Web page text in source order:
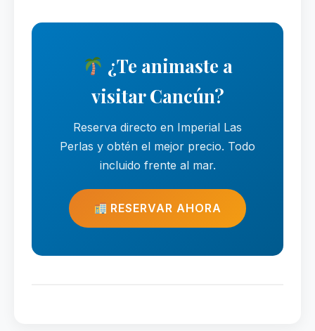
¿Te animaste a
visitar Cancún?
Reserva directo en Imperial Las
Perlas y obtén el mejor precio. Todo
incluido frente al mar.
RESERVAR AHORA